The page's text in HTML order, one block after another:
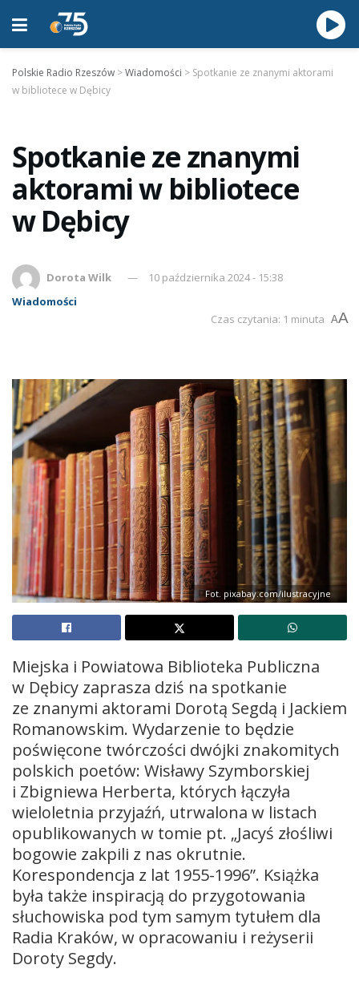
Polskie Radio Rzeszów >Wiadomości > Spotkanie ze znanymi aktorami
w bibliotece w Dębicy
Spotkanie ze znanymi
aktorami w bibliotece
w Dębicy
Dorota Wilk
10 października 2024 - 15:38
Wiadomości
Czas czytania: 1 minuta AA
Fot. pixabay.com/ilustracyjne
Miejska i Powiatowa Biblioteka Publiczna
w Dębicy zaprasza dziś na spotkanie
ze znanymi aktorami Dorotą Segdą i Jackiem
Romanowskim. Wydarzenie to będzie
poświęcone twórczości dwójki znakomitych
polskich poetów: Wisławy Szymborskiej
i Zbigniewa Herberta, których łączyła
wieloletnia przyjaźń, utrwalona w listach
opublikowanych w tomie pt. „Jacyś złośliwi
bogowie zakpili z nas okrutnie.
Korespondencja z lat 1955-1996”. Książka
była także inspiracją do przygotowania
słuchowiska pod tym samym tytułem dla
Radia Kraków, w opracowaniu i reżyserii
Doroty Segdy.